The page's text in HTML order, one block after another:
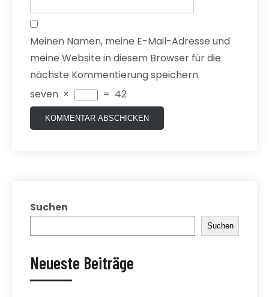
Meinen Namen, meine E-Mail-Adresse und
meine Website in diesem Browser für die
nächste Kommentierung speichern.
seven × = 42
Suchen
Suchen
Neueste Beiträge